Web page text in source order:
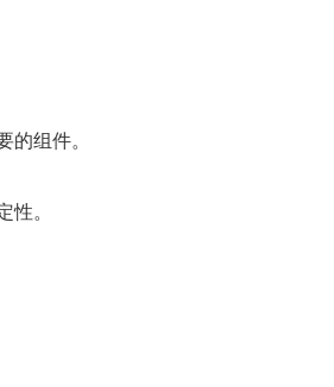
的组件。
性。